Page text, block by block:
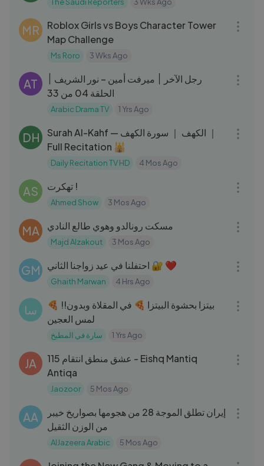
MR
Roblox Girls vs Boys Character Tower
Map Challenge
Ms Roro 3 Wks Ago
AT
رجل الآخر ׀ ميرفت أمين – نور الشريف ׀
الحلقة 04 من 33
Arabic Drama TV 1 Yrs Ago
DH
Surah Al-Kahf — الكهف ｜ سورة الكهف ｜
Full Recitation 🕌
Daily Recitation TV HD 4 Mos Ago
AS تهكرت !
Ahmed Show 3 Mos Ago
MA مسكت رونالدو وهوي طالع النادي
Majd Alzakout 3 Mos Ago
GM احتفلنا في عيد زواجنا الثاني 🔐 ❤️
Ghaith Marwan 4 Hrs Ago
سا
🍕 !!بيتزا بحشوة البيتزا 🍕 في المقلاة وبدون
لمس العجين
سارة في المطبخ 1 Yrs Ago
JA
115 عشق منطق انتقام - Eishq Mantiq
Antiqa
Jaozoor 5 Mos Ago
AA
إيران تطلق الموجة 28 من هجومها بصواريخ خيبر
من الوزن الثقيل
AlJazeera Arabic 5 Mos Ago